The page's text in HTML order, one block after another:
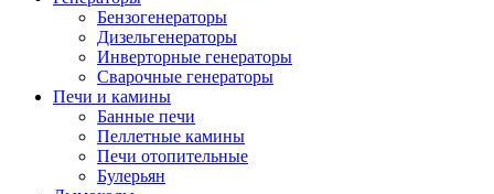
Бензогенераторы
Дизельгенераторы
Инверторные генераторы
Сварочные генераторы
Печи и камины
Банные печи
Пеллетные камины
Печи отопительные
Булерьян